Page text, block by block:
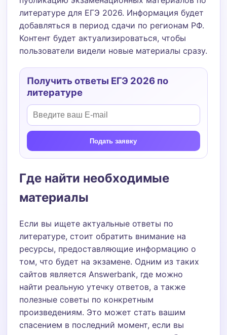
литературе для ЕГЭ 2026. Информация будет
добавляться в период сдачи по регионам РФ.
Контент будет актуализироваться, чтобы
пользователи видели новые материалы сразу.
Получить ответы ЕГЭ 2026 по
литературе
Подать заявку
Где найти необходимые
материалы
Если вы ищете актуальные ответы по
литературе, стоит обратить внимание на
ресурсы, предоставляющие информацию о
том, что будет на экзамене. Одним из таких
сайтов является Answerbank, где можно
найти реальную утечку ответов, а также
полезные советы по конкретным
произведениям. Это может стать вашим
спасением в последний момент, если вы